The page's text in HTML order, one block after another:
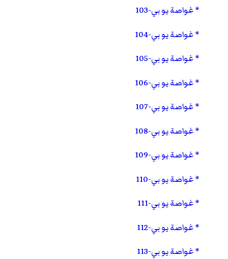
غواصة يو بي-103
غواصة يو بي-104
غواصة يو بي-105
غواصة يو بي-106
غواصة يو بي-107
غواصة يو بي-108
غواصة يو بي-109
غواصة يو بي-110
غواصة يو بي-111
غواصة يو بي-112
غواصة يو بي-113